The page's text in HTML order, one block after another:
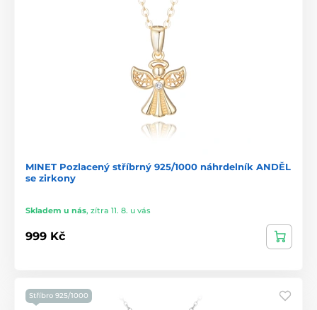
MINET Pozlacený stříbrný 925/1000 náhrdelník ANDĚL
se zirkony
Skladem u nás, zítra 11. 8. u vás
999 Kč
Stříbro 925/1000